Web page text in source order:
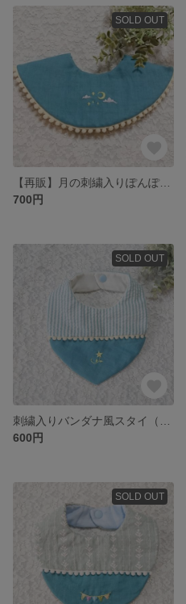
SOLD OUT
700円
SOLD OUT
600円
SOLD OUT